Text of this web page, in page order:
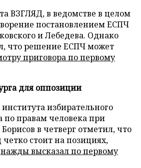
ВЗГЛЯД, в ведомстве в целом
постановлением ЕСПЧ
и Лебедева. Однако
что решение ЕСПЧ может
приговора по первому
для оппозиции
избирательного
по правам человека при
в четверг отметил, что
четко стоит на позициях,
высказал по первому